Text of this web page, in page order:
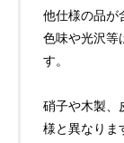
他仕様の品が
色味や光沢等
す。
硝子や木製、
様と異なりま